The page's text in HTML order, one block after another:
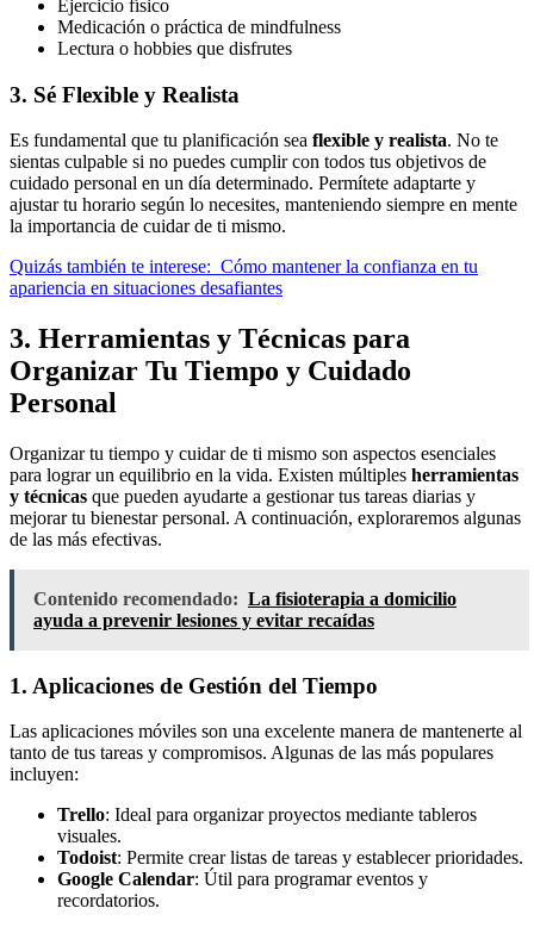
Ejercicio físico
Medicación o práctica de mindfulness
Lectura o hobbies que disfrutes
3. Sé Flexible y Realista
Es fundamental que tu planificación sea flexible y realista. No te
sientas culpable si no puedes cumplir con todos tus objetivos de
cuidado personal en un día determinado. Permítete adaptarte y
ajustar tu horario según lo necesites, manteniendo siempre en mente
la importancia de cuidar de ti mismo.
Quizás también te interese: Cómo mantener la confianza en tu
apariencia en situaciones desafiantes
3. Herramientas y Técnicas para
Organizar Tu Tiempo y Cuidado
Personal
Organizar tu tiempo y cuidar de ti mismo son aspectos esenciales
para lograr un equilibrio en la vida. Existen múltiples herramientas
y técnicas que pueden ayudarte a gestionar tus tareas diarias y
mejorar tu bienestar personal. A continuación, exploraremos algunas
de las más efectivas.
Contenido recomendado: La fisioterapia a domicilio
ayuda a prevenir lesiones y evitar recaídas
1. Aplicaciones de Gestión del Tiempo
Las aplicaciones móviles son una excelente manera de mantenerte al
tanto de tus tareas y compromisos. Algunas de las más populares
incluyen:
Trello: Ideal para organizar proyectos mediante tableros
visuales.
Todoist: Permite crear listas de tareas y establecer prioridades.
Google Calendar: Útil para programar eventos y
recordatorios.